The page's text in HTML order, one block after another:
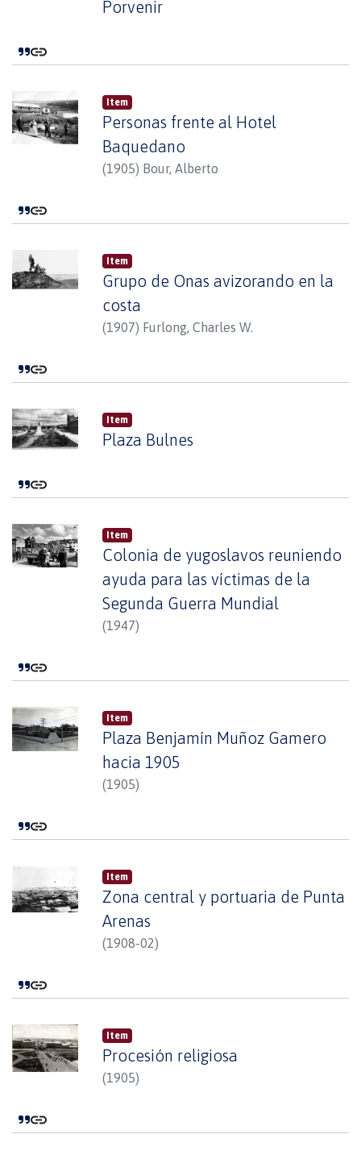
Porvenir
Item
Personas frente al Hotel
Baquedano
(1905) Bour, Alberto
Item
Grupo de Onas avizorando en la
costa
(1907) Furlong, Charles W.
Item
Plaza Bulnes
Item
Colonia de yugoslavos reuniendo
ayuda para las víctimas de la
Segunda Guerra Mundial
(1947)
Item
Plaza Benjamín Muñoz Gamero
hacia 1905
(1905)
Item
Zona central y portuaria de Punta
Arenas
(1908-02)
Item
Procesión religiosa
(1905)